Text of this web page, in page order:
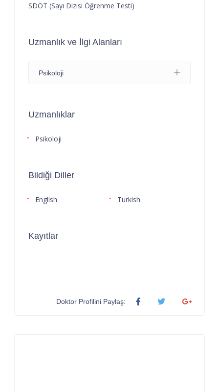
SDÖT (Sayı Dizisi Öğrenme Testi)
Uzmanlık ve İlgi Alanları
Psikoloji
Uzmanlıklar
Psikoloji
Bildiği Diller
English Turkish
Kayıtlar
Doktor Profilini Paylaş: